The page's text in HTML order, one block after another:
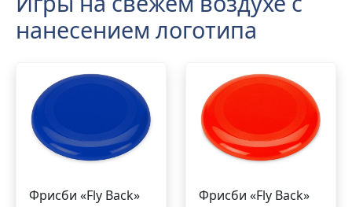
нанесением логотипа
Фрисби «Fly Back»
Фрисби «Fly Back»